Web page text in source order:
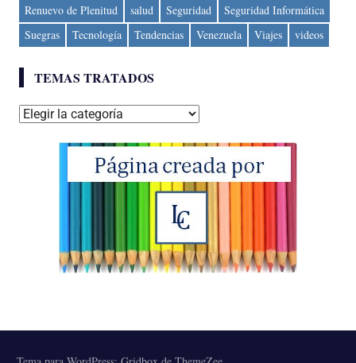
Renuevo de Plenitud
salud Seguridad
Seguridad Informática
Suegras
Tecnología Tendencias Venezuela Viajes videos
TEMAS TRATADOS
Temas